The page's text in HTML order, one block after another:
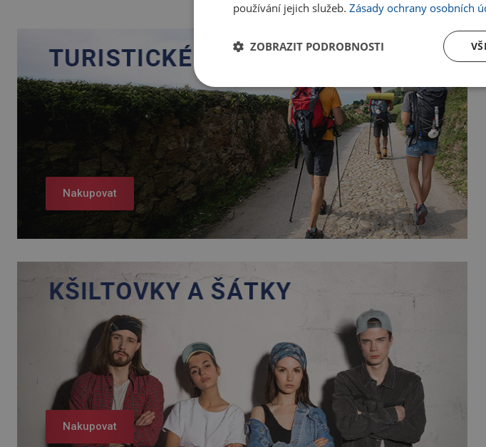
Nakupovat
Nakupovat
používání jejich služeb. Zásady ochrany osobních
ZOBRAZIT PODROBNOSTI